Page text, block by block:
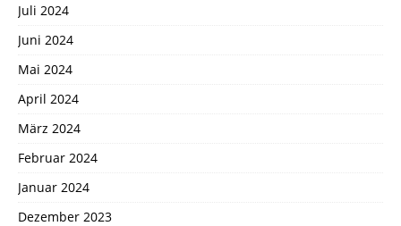
Juli 2024
Juni 2024
Mai 2024
April 2024
März 2024
Februar 2024
Januar 2024
Dezember 2023